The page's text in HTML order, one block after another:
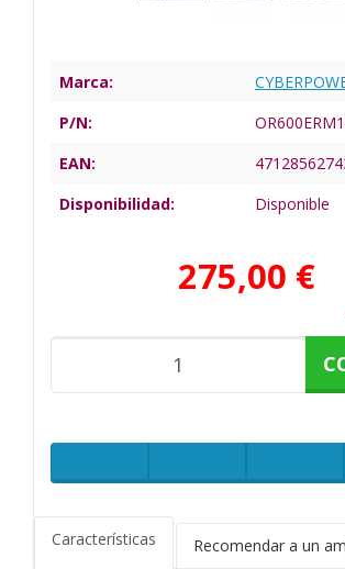
Marca:
P/N:
EAN:
Disponibilidad:
Disponible
275,00 €
Características Recomendar a un